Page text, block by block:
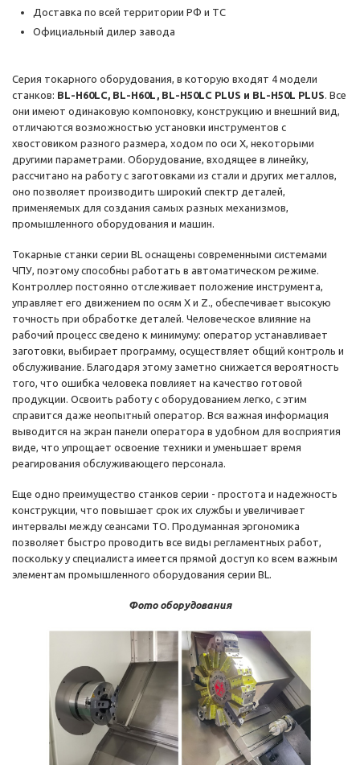
Доставка по всей территории РФ и ТС
Официальный дилер завода
Серия токарного оборудования, в которую входят 4 модели
станков: BL-H60LC, BL-H60L, BL-H50LC PLUS и BL-H50L PLUS. Все
они имеют одинаковую компоновку, конструкцию и внешний вид,
отличаются возможностью установки инструментов с
хвостовиком разного размера, ходом по оси Х, некоторыми
другими параметрами. Оборудование, входящее в линейку,
рассчитано на работу с заготовками из стали и других металлов,
оно позволяет производить широкий спектр деталей,
применяемых для создания самых разных механизмов,
промышленного оборудования и машин.
Токарные станки серии BL оснащены современными системами
ЧПУ, поэтому способны работать в автоматическом режиме.
Контроллер постоянно отслеживает положение инструмента,
управляет его движением по осям X и Z., обеспечивает высокую
точность при обработке деталей. Человеческое влияние на
рабочий процесс сведено к минимуму: оператор устанавливает
заготовки, выбирает программу, осуществляет общий контроль и
обслуживание. Благодаря этому заметно снижается вероятность
того, что ошибка человека повлияет на качество готовой
продукции. Освоить работу с оборудованием легко, с этим
справится даже неопытный оператор. Вся важная информация
выводится на экран панели оператора в удобном для восприятия
виде, что упрощает освоение техники и уменьшает время
реагирования обслуживающего персонала.
Еще одно преимущество станков серии - простота и надежность
конструкции, что повышает срок их службы и увеличивает
интервалы между сеансами ТО. Продуманная эргономика
позволяет быстро проводить все виды регламентных работ,
поскольку у специалиста имеется прямой доступ ко всем важным
элементам промышленного оборудования серии BL.
Фото оборудования